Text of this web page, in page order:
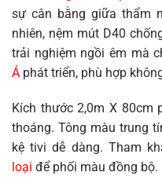
sự cân bằng giữa thẩm
nhiên, nệm mút D40
trải nghiệm ngồi êm mà
Á phát triển, phù hợp
Kích thước 2,0m X 80cm
thoáng. Tông màu trung
kệ tivi dễ dàng. Tham
loại để phối màu đồng bộ.